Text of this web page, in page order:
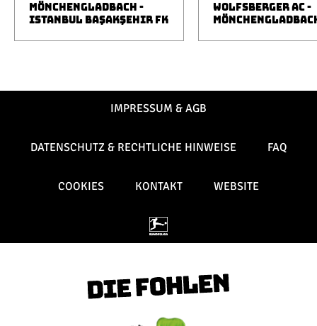
MÖNCHENGLADBACH -
ISTANBUL BAŞAKŞEHIR FK
WOLFSBERGER AC -
IMPRESSUM & AGB
DATENSCHUTZ & RECHTLICHE HINWEISE FAQ
COOKIES KONTAKT WEBSITE